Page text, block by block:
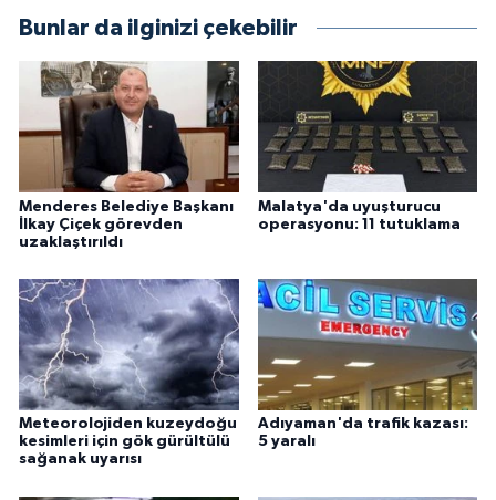
Bunlar da ilginizi çekebilir
Menderes Belediye Başkanı
İlkay Çiçek görevden
uzaklaştırıldı
Malatya'da uyuşturucu
operasyonu: 11 tutuklama
Meteorolojiden kuzeydoğu
kesimleri için gök gürültülü
sağanak uyarısı
Adıyaman'da trafik kazası:
5 yaralı